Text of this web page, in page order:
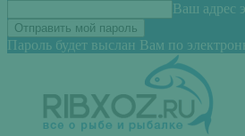
Ваш адрес
Пароль будет выслан Вам по